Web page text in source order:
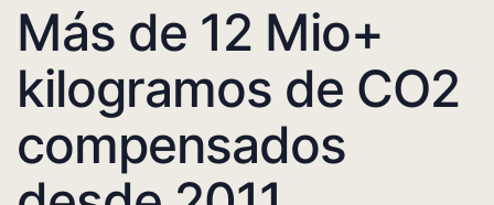
Más de 12 Mio+
kilogramos de CO2
compensados